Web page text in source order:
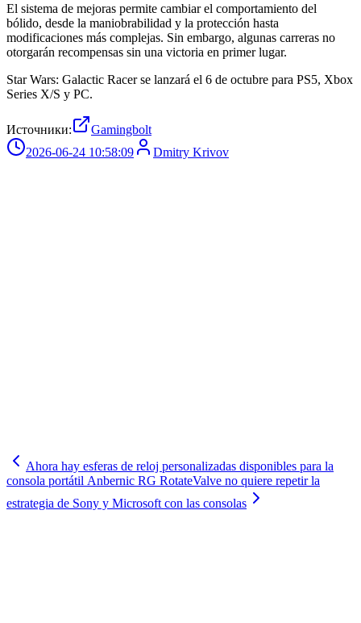
El sistema de mejoras permite cambiar el comportamiento del
bólido, desde la maniobrabilidad y la protección hasta
modificaciones más complejas. Sin embargo, algunas carreras no
otorgarán recompensas sin una victoria en primer lugar.
Star Wars: Galactic Racer se lanzará el 6 de octubre para PS5, Xbox
Series X/S y PC.
Источники:
Gamingbolt
2026-06-24 10:58:09
Dmitry Krivov
Ahora hay esferas de reloj personalizadas disponibles para la
consola portátil Anbernic RG RotateValve no quiere repetir la
estrategia de Sony y Microsoft con las consolas